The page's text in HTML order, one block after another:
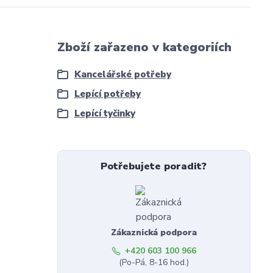
Zboží zařazeno v kategoriích
Kancelářské potřeby
Lepící potřeby
Lepící tyčinky
Potřebujete poradit?
Zákaznická podpora
+420 603 100 966
(Po-Pá, 8-16 hod.)